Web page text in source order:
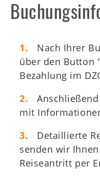
Nach Ihrer
über den Button
Bezahlung im
mit
Detaillierte
senden wir
Reiseantritt per